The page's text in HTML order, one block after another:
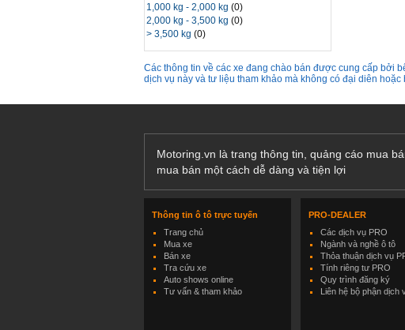
1,000 kg - 2,000 kg(0)
2,000 kg - 3,500 kg(0)
> 3,500 kg(0)
Các thông tin về các xe đang chào bán được cung cấp bởi
dịch vụ này và tư liệu tham khảo mà không có đại diên
Motoring.vn là trang thông tin, quảng cáo mua
mua bán một cách dễ dàng và tiện lợi
Thông tin ô tô trực tuyến
Trang chủ
Mua xe
Bán xe
Tra cứu xe
Auto shows online
Tư vấn & tham khảo
PRO-DEALER
Các dịch vụ PRO
Ngành và nghề ô tô
Thỏa thuận dịch vụ
Tính riêng tư PRO
Quy trình đăng ký
Liên hệ bộ phận dịch